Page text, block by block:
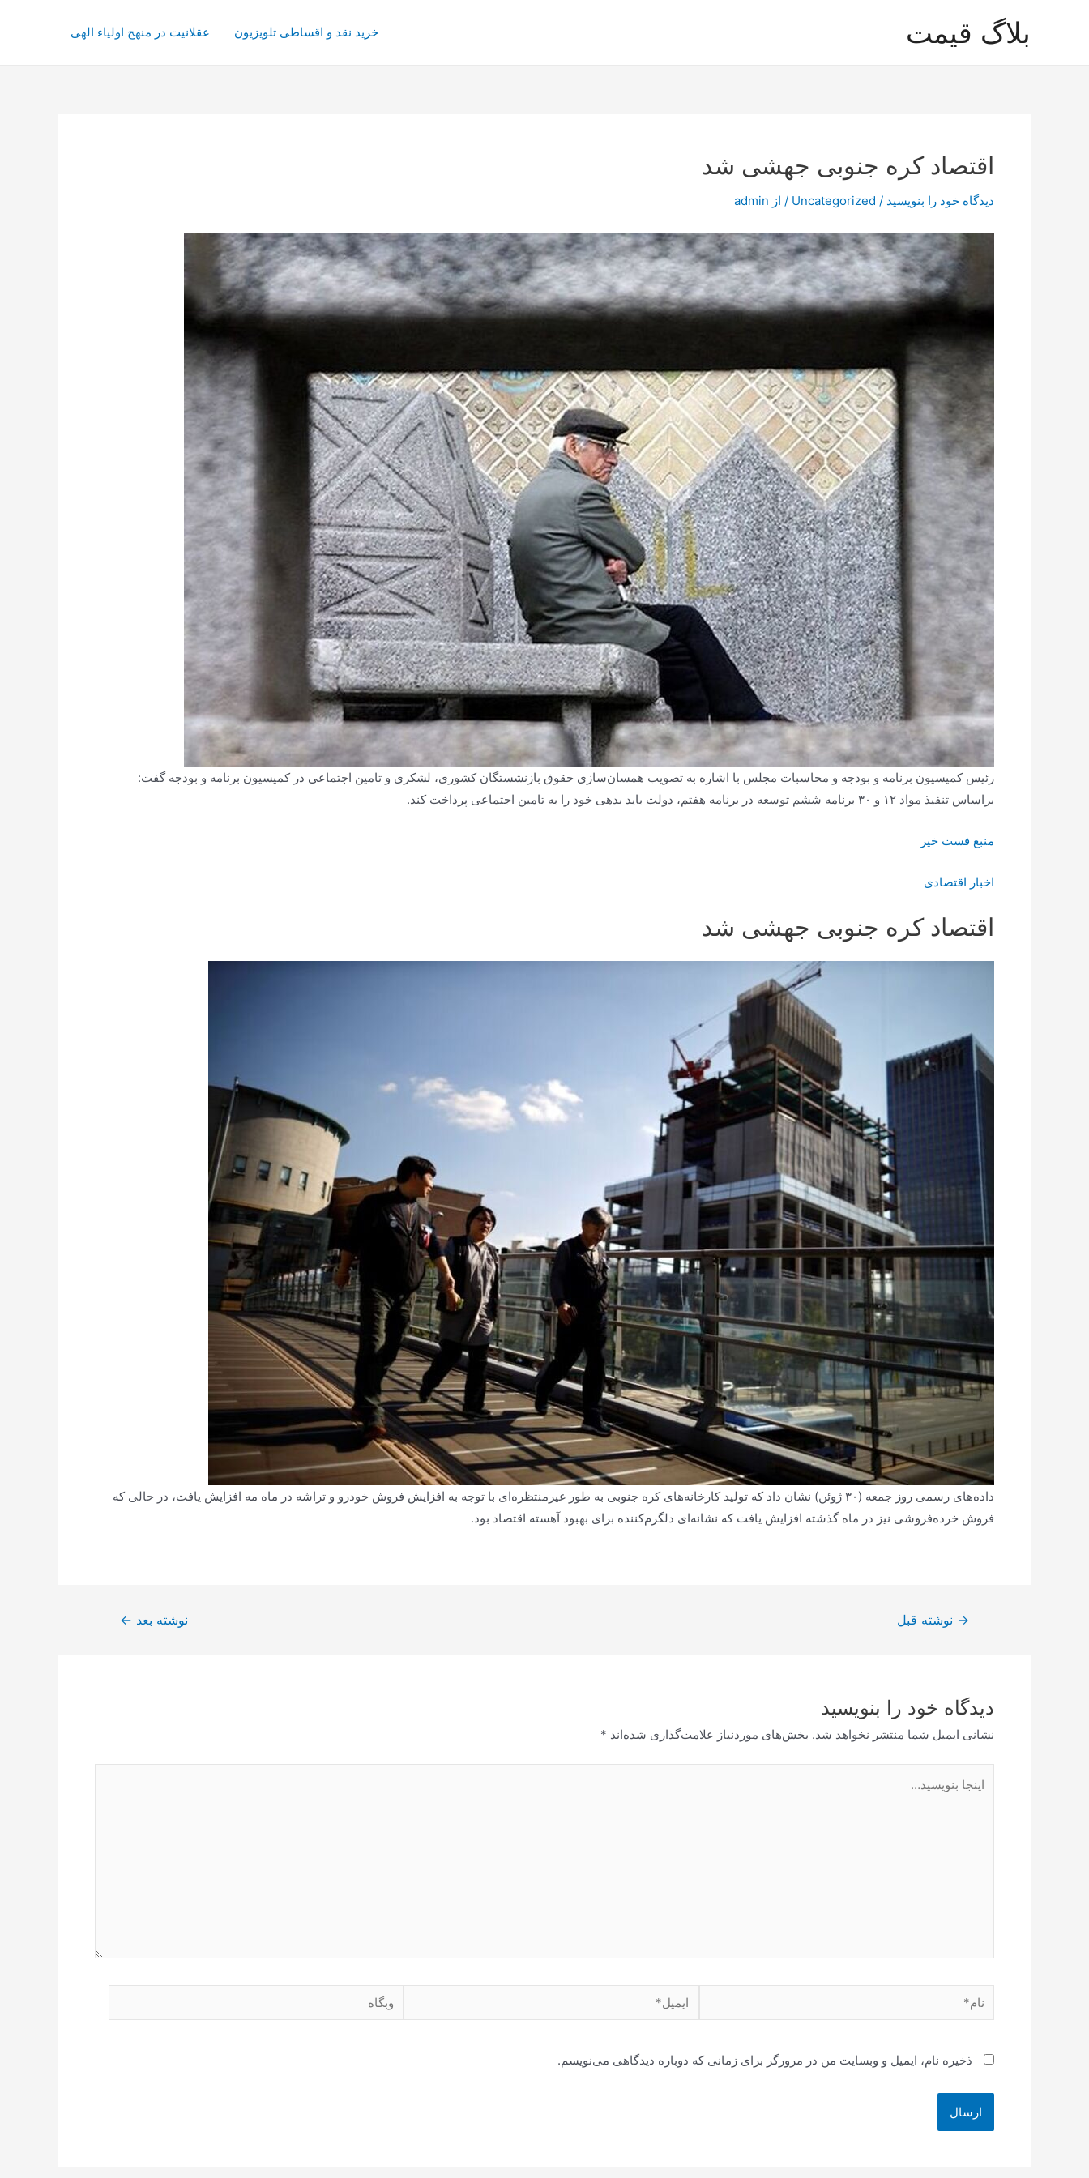
بلاگ قیمت خرید نقد و اقساطی تلویزیون عقلانیت در منهج اولیاء الهی
اقتصاد کره جنوبی جهشی شد
دیدگاه‌ خود را بنویسید /
Uncategorized / از admin
رئیس کمیسیون برنامه و بودجه و محاسبات مجلس با اشاره به تصویب همسان‌سازی حقوق بازنشستگان کشوری، لشکری و تامین اجتماعی در کمیسیون برنامه و بودجه گفت:
براساس تنفیذ مواد ۱۲ و ۳۰ برنامه ششم توسعه در برنامه هفتم، دولت باید بدهی‌ خود را به تامین اجتماعی پرداخت کند.
منبع فست خیر
اخبار اقتصادی
اقتصاد کره جنوبی جهشی شد
داده‌های رسمی روز جمعه (۳۰ ژوئن) نشان داد که تولید کارخانه‌های کره جنوبی به طور غیرمنتظره‌ای با توجه به افزایش فروش خودرو و تراشه در ماه مه افزایش یافت، در حالی که
فروش خرده‌فروشی نیز در ماه گذشته افزایش یافت که نشانه‌ای دلگرم‌کننده برای بهبود آهسته اقتصاد بود.
راهبری
→ نوشته قبل نوشته بعد ←
دیدگاه‌ خود را بنویسید
نشانی ایمیل شما منتشر نخواهد شد. بخش‌های موردنیاز علامت‌گذاری شده‌اند *
بنویسید…
نام* ایمیل* وبگاه
ذخیره نام، ایمیل و وبسایت من در مرورگر برای زمانی که دوباره دیدگاهی می‌نویسم.